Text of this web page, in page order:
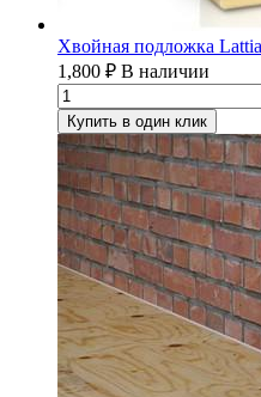
Хвойная подложка
1,800 ₽ В наличии
Купить в один клик